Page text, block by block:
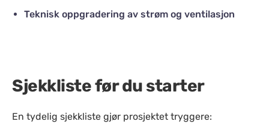
Teknisk oppgradering av strøm og ventilasjon
Sjekkliste før du starter
En tydelig sjekkliste gjør prosjektet tryggere: